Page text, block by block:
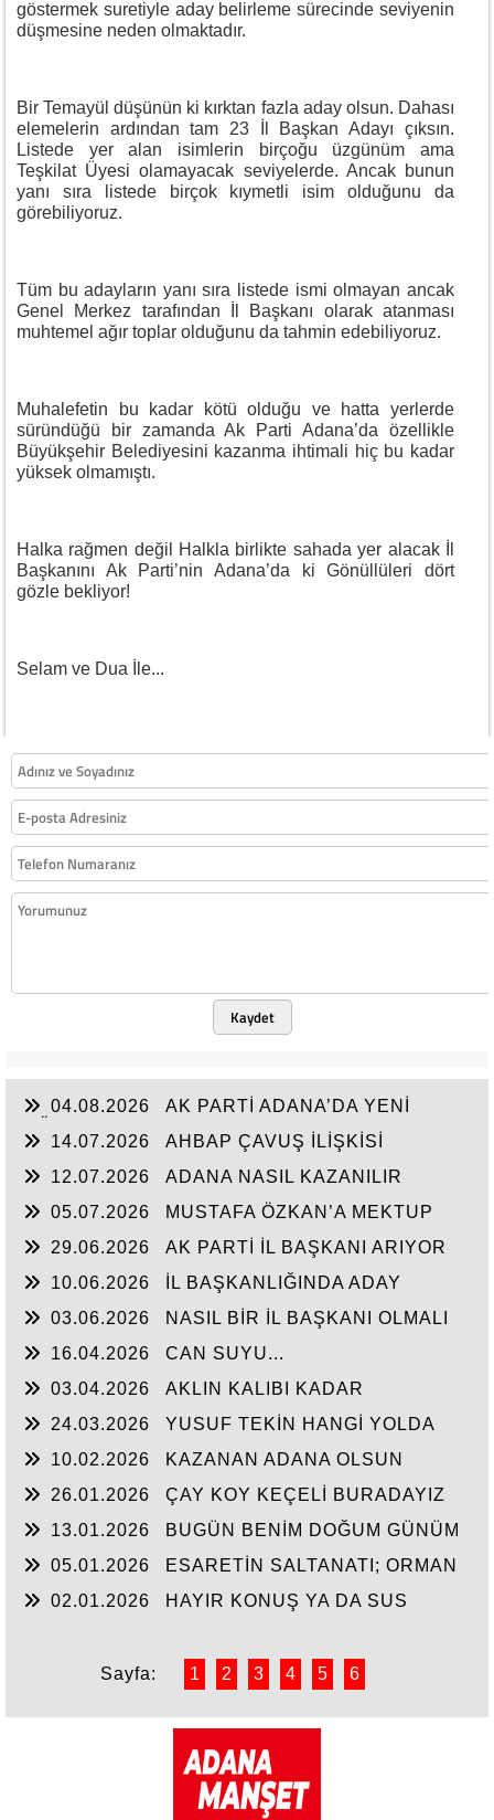
göstermek suretiyle aday belirleme sürecinde seviyenin
düşmesine neden olmaktadır.
Bir Temayül düşünün ki kırktan fazla aday olsun. Dahası
elemelerin ardından tam 23 İl Başkan Adayı çıksın.
Listede yer alan isimlerin birçoğu üzgünüm ama
Teşkilat Üyesi olamayacak seviyelerde. Ancak bunun
yanı sıra listede birçok kıymetli isim olduğunu da
görebiliyoruz.
Tüm bu adayların yanı sıra listede ismi olmayan ancak
Genel Merkez tarafından İl Başkanı olarak atanması
muhtemel ağır toplar olduğunu da tahmin edebiliyoruz.
Muhalefetin bu kadar kötü olduğu ve hatta yerlerde
süründüğü bir zamanda Ak Parti Adana’da özellikle
Büyükşehir Belediyesini kazanma ihtimali hiç bu kadar
yüksek olmamıştı.
Halka rağmen değil Halkla birlikte sahada yer alacak İl
Başkanını Ak Parti’nin Adana’da ki Gönüllüleri dört
gözle bekliyor!
Selam ve Dua İle...
Kaydet
04.08.2026
AK PARTİ ADANA’DA YENİ
14.07.2026
AHBAP ÇAVUŞ İLİŞKİSİ
12.07.2026
ADANA NASIL KAZANILIR
05.07.2026
MUSTAFA ÖZKAN’A MEKTUP
29.06.2026
AK PARTİ İL BAŞKANI ARIYOR
10.06.2026
İL BAŞKANLIĞINDA ADAY
03.06.2026
NASIL BİR İL BAŞKANI OLMALI
16.04.2026
CAN SUYU...
03.04.2026
AKLIN KALIBI KADAR
24.03.2026
YUSUF TEKİN HANGİ YOLDA
10.02.2026
KAZANAN ADANA OLSUN
26.01.2026
ÇAY KOY KEÇELİ BURADAYIZ
13.01.2026
BUGÜN BENİM DOĞUM GÜNÜM
05.01.2026
ESARETİN SALTANATI; ORMAN
02.01.2026
HAYIR KONUŞ YA DA SUS
Sayfa: 1 2 3 4 5 6